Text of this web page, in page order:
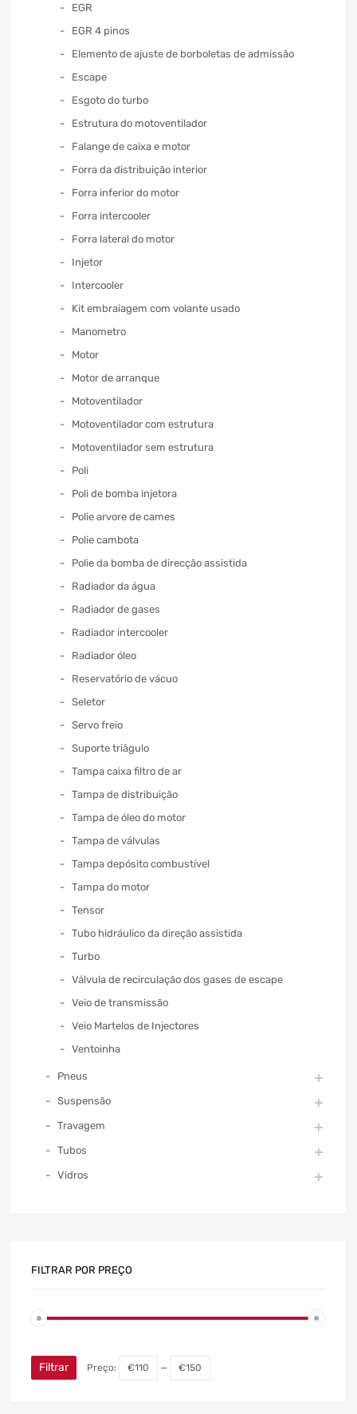
EGR
EGR 4 pinos
Elemento de ajuste de borboletas de admissão
Escape
Esgoto do turbo
Estrutura do motoventilador
Falange de caixa e motor
Forra da distribuição interior
Forra inferior do motor
Forra intercooler
Forra lateral do motor
Injetor
Intercooler
Kit embraiagem com volante usado
Manometro
Motor
Motor de arranque
Motoventilador
Motoventilador com estrutura
Motoventilador sem estrutura
Poli
Poli de bomba injetora
Polie arvore de cames
Polie cambota
Polie da bomba de direcção assistida
Radiador da água
Radiador de gases
Radiador intercooler
Radiador óleo
Reservatório de vácuo
Seletor
Servo freio
Suporte triâgulo
Tampa caixa filtro de ar
Tampa de distribuição
Tampa de óleo do motor
Tampa de válvulas
Tampa depósito combustível
Tampa do motor
Tensor
Tubo hidráulico da direção assistida
Turbo
Válvula de recirculação dos gases de escape
Veio de transmissão
Veio Martelos de Injectores
Ventoinha
Pneus
Suspensão
Travagem
Tubos
Vidros
FILTRAR POR PREÇO
Filtrar Preço: €110 — €150